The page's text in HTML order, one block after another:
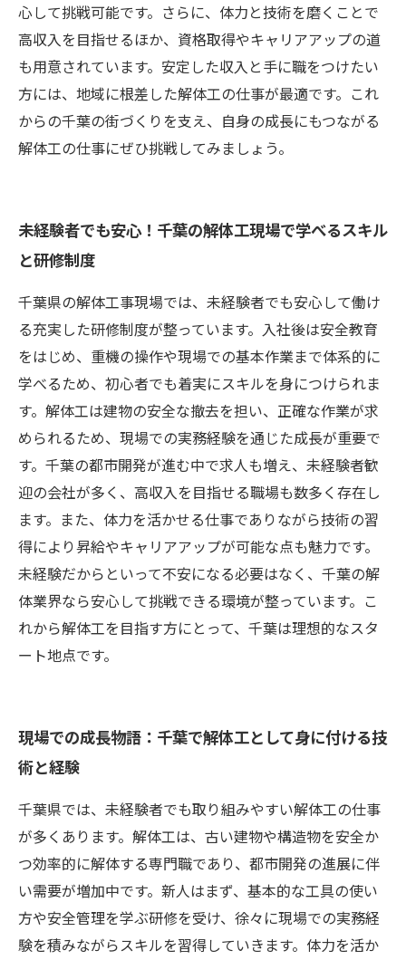
心して挑戦可能です。さらに、体力と技術を磨くことで
高収入を目指せるほか、資格取得やキャリアアップの道
も用意されています。安定した収入と手に職をつけたい
方には、地域に根差した解体工の仕事が最適です。これ
からの千葉の街づくりを支え、自身の成長にもつながる
解体工の仕事にぜひ挑戦してみましょう。
未経験者でも安心！千葉の解体工現場で学べるスキル
と研修制度
千葉県の解体工事現場では、未経験者でも安心して働け
る充実した研修制度が整っています。入社後は安全教育
をはじめ、重機の操作や現場での基本作業まで体系的に
学べるため、初心者でも着実にスキルを身につけられま
す。解体工は建物の安全な撤去を担い、正確な作業が求
められるため、現場での実務経験を通じた成長が重要で
す。千葉の都市開発が進む中で求人も増え、未経験者歓
迎の会社が多く、高収入を目指せる職場も数多く存在し
ます。また、体力を活かせる仕事でありながら技術の習
得により昇給やキャリアアップが可能な点も魅力です。
未経験だからといって不安になる必要はなく、千葉の解
体業界なら安心して挑戦できる環境が整っています。こ
れから解体工を目指す方にとって、千葉は理想的なスタ
ート地点です。
現場での成長物語：千葉で解体工として身に付ける技
術と経験
千葉県では、未経験者でも取り組みやすい解体工の仕事
が多くあります。解体工は、古い建物や構造物を安全か
つ効率的に解体する専門職であり、都市開発の進展に伴
い需要が増加中です。新人はまず、基本的な工具の使い
方や安全管理を学ぶ研修を受け、徐々に現場での実務経
験を積みながらスキルを習得していきます。体力を活か